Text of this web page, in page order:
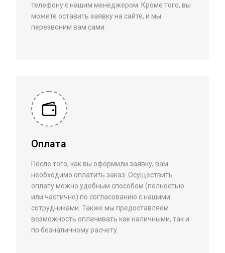
телефону с нашим менеджером. Кроме того, вы
можете оставить заявку на сайте, и мы
перезвоним вам сами.
Оплата
После того, как вы оформили заявку, вам
необходимо оплатить заказ. Осуществить
оплату можно удобным способом (полностью
или частично) по согласованию с нашими
сотрудниками. Также мы предоставляем
возможность оплачивать как наличными, так и
по безналичному расчету.